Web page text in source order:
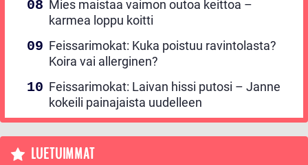
Mies maistaa vaimon outoa keittoa –
karmea loppu koitti
Feissarimokat: Kuka poistuu ravintolasta?
Koira vai allerginen?
Feissarimokat: Laivan hissi putosi – Janne
kokeili painajaista uudelleen
LUETUIMMAT